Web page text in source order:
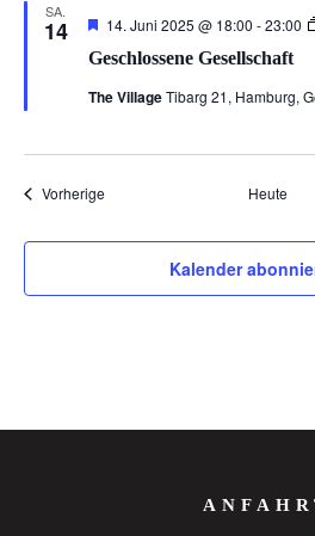
SA.
14
Geschlossene Gesellschaft
Hervorgehoben
14. Juni 2025 @ 18:00 -23:00
The VillageTibarg 21, Hamburg,
VorherigeVeranstaltungen Heute
Kalender